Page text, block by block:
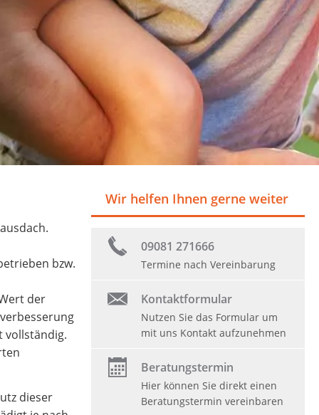
Wir helfen Ihnen gerne weiter
09081 271666
Termine nach Vereinbarung
Kontaktformular
Nutzen Sie das Formular um
mit uns Kontakt aufzunehmen
Beratungstermin
Hier können Sie direkt einen
Beratungstermin vereinbaren
bzw.
der
vollständig.
dieser